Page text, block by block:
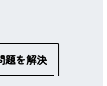
題を解決